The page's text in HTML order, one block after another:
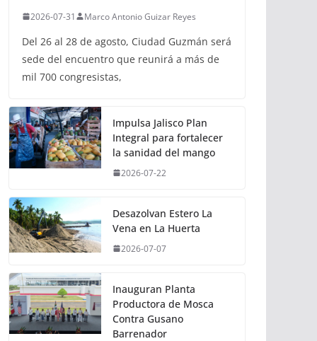
2026-07-31 Marco Antonio Guizar Reyes
Del 26 al 28 de agosto, Ciudad Guzmán será
sede del encuentro que reunirá a más de
mil 700 congresistas,
Impulsa Jalisco Plan
Integral para fortalecer
la sanidad del mango
2026-07-22
Desazolvan Estero La
Vena en La Huerta
2026-07-07
Inauguran Planta
Productora de Mosca
Contra Gusano
Barrenador